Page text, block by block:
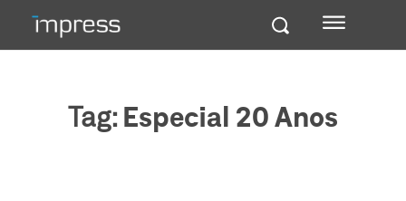
Tag: Especial 20 Anos